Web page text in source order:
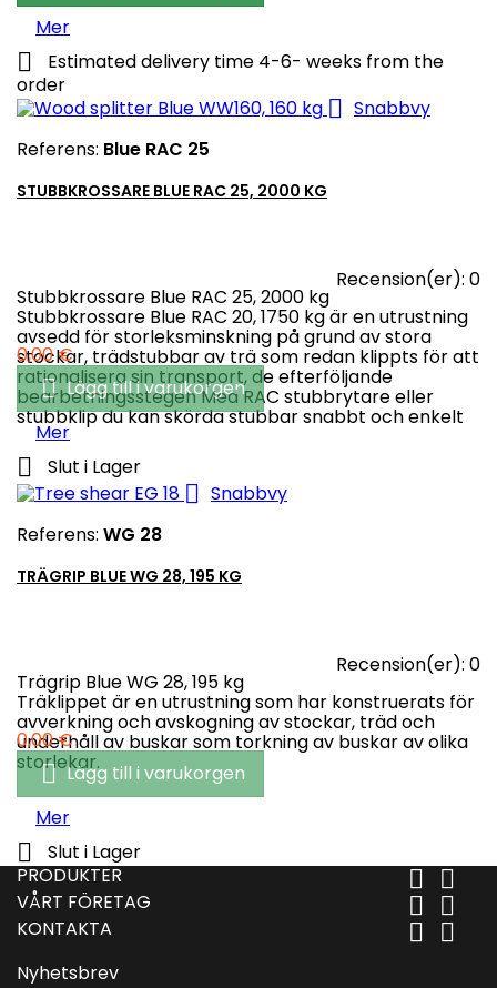
Mer

Estimated delivery time 4-6- weeks from the
order
 Snabbvy
Referens: Blue RAC 25
STUBBKROSSARE BLUE RAC 25, 2000 KG
Recension(er): 0
Stubbkrossare Blue RAC 25, 2000 kg
Stubbkrossare Blue RAC 20, 1750 kg är en utrustning
avsedd för storleksminskning på grund av stora
stockar, trädstubbar av trä som redan klippts för att
rationalisera sin transport, de efterföljande
bearbetningsstegen Med RAC stubbrytare eller
stubbklip du kan skörda stubbar snabbt och enkelt
Pris
0,00 €
 Lägg till i varukorgen
Mer
 Slut i Lager
 Snabbvy
Referens: WG 28
TRÄGRIP BLUE WG 28, 195 KG
Recension(er): 0
Trägrip Blue WG 28, 195 kg
Träklippet är en utrustning som har konstruerats för
avverkning och avskogning av stockar, träd och
underhåll av buskar som torkning av buskar av olika
storlekar.
Pris
0,00 €
 Lägg till i varukorgen
Mer

Slut i Lager
PRODUKTER
 
VÅRT FÖRETAG  
KONTAKTA  
Nyhetsbrev